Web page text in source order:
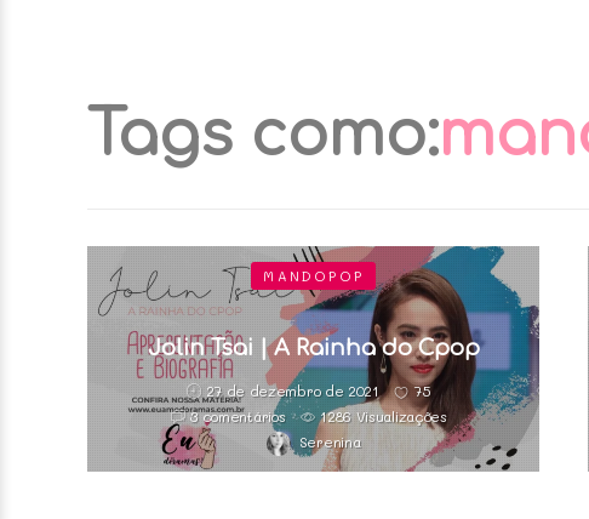
Tags como:
MANDOPOP
Jolin Tsai | A Rainha do Cpop
27 de dezembro de 2021
75
3 comentários
1286 Visualizações
Serenina